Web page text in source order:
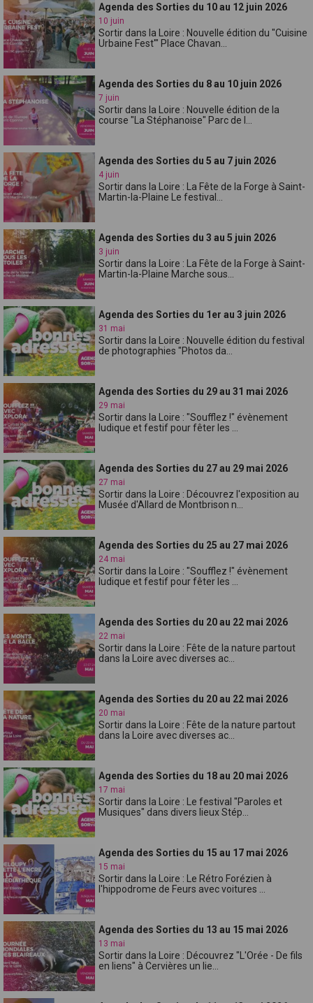
Agenda des Sorties du 10 au 12 juin 2026
10 juin
Sortir dans la Loire : Nouvelle édition du "Cuisine
Urbaine Fest'" Place Chavan...
Agenda des Sorties du 8 au 10 juin 2026
7 juin
Sortir dans la Loire : Nouvelle édition de la
course "La Stéphanoise" Parc de l...
Agenda des Sorties du 5 au 7 juin 2026
4 juin
Sortir dans la Loire : La Fête de la Forge à Saint-
Martin-la-Plaine Le festival...
Agenda des Sorties du 3 au 5 juin 2026
3 juin
Sortir dans la Loire : La Fête de la Forge à Saint-
Martin-la-Plaine Marche sous...
Agenda des Sorties du 1er au 3 juin 2026
31 mai
Sortir dans la Loire : Nouvelle édition du festival
de photographies "Photos da...
Agenda des Sorties du 29 au 31 mai 2026
29 mai
Sortir dans la Loire : "Soufflez !" évènement
ludique et festif pour fêter les ...
Agenda des Sorties du 27 au 29 mai 2026
27 mai
Sortir dans la Loire : Découvrez l'exposition au
Musée d'Allard de Montbrison n...
Agenda des Sorties du 25 au 27 mai 2026
24 mai
Sortir dans la Loire : "Soufflez !" évènement
ludique et festif pour fêter les ...
Agenda des Sorties du 20 au 22 mai 2026
22 mai
Sortir dans la Loire : Fête de la nature partout
dans la Loire avec diverses ac...
Agenda des Sorties du 20 au 22 mai 2026
20 mai
Sortir dans la Loire : Fête de la nature partout
dans la Loire avec diverses ac...
Agenda des Sorties du 18 au 20 mai 2026
17 mai
Sortir dans la Loire : Le festival "Paroles et
Musiques" dans divers lieux Stép...
Agenda des Sorties du 15 au 17 mai 2026
15 mai
Sortir dans la Loire : Le Rétro Forézien à
l'hippodrome de Feurs avec voitures ...
Agenda des Sorties du 13 au 15 mai 2026
13 mai
Sortir dans la Loire : Découvrez "L'Orée - De fils
en liens" à Cervières un lie...